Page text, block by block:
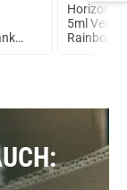
Horizon
5ml
Rainbow